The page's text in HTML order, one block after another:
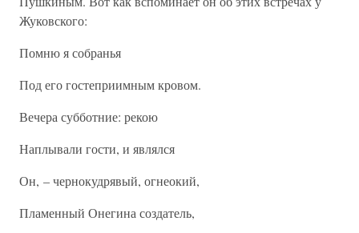
Жуковского:
Помню я собранья
Под его гостеприимным кровом.
Вечера субботние: рекою
Наплывали гости, и являлся
Он, – чернокудрявый, огнеокий,
Пламенный Онегина создатель,